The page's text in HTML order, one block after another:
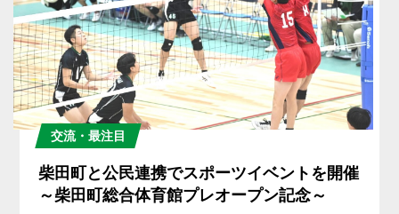
交流・最注目
柴田町と公民連携でスポーツイベントを開催
～柴田町総合体育館プレオープン記念～